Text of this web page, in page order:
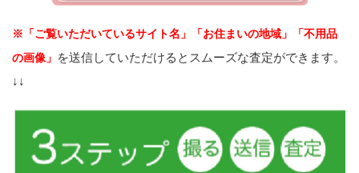
※「ご覧いただいているサイト名」「お住まいの地域」「不用品
の画像」 を送信していただけるとスムーズな査定ができます。
↓↓